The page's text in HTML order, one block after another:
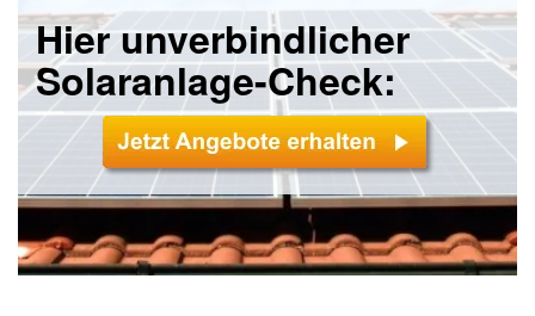
Hier unverbindlicher
Solaranlage-Check: